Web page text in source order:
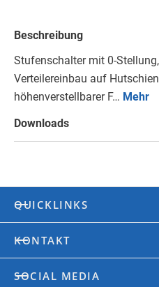
Beschreibung
Stufenschalter mit 0-
Verteilereinbau auf
höhenverstellbarer F… Mehr
Downloads
QUICKLINKS
KONTAKT
SOCIAL MEDIA